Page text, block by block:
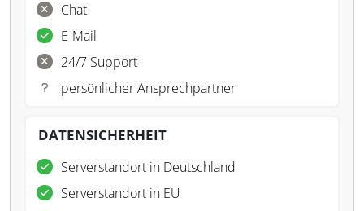
Chat
E-Mail
24/7 Support
persönlicher Ansprechpartner
DATENSICHERHEIT
Serverstandort in Deutschland
Serverstandort in EU